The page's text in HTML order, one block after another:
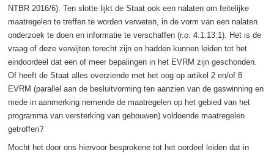
NTBR 2016/6). Ten slotte lijkt de Staat ook een nalaten om feitelijke
maatregelen te treffen te worden verweten, in de vorm van een nalaten
onderzoek te doen en informatie te verschaffen (r.o. 4.1.13.1). Het is de
vraag of deze verwijten terecht zijn en hadden kunnen leiden tot het
eindoordeel dat een of meer bepalingen in het EVRM zijn geschonden.
Of heeft de Staat alles overziende met het oog op artikel 2 en/of 8
EVRM (parallel aan de besluitvorming ten aanzien van de gaswinning en
mede in aanmerking nemende de maatregelen op het gebied van het
programma van versterking van gebouwen) voldoende maatregelen
getroffen?
Mocht het door ons hiervoor besprokene tot het oordeel leiden dat in